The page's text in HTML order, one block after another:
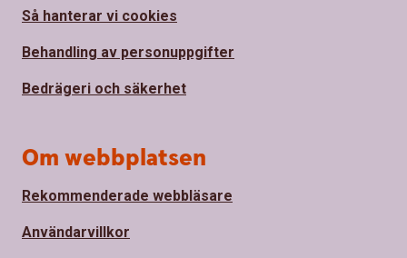
Så hanterar vi cookies
Behandling av personuppgifter
Bedrägeri och säkerhet
Om webbplatsen
Rekommenderade webbläsare
Användarvillkor